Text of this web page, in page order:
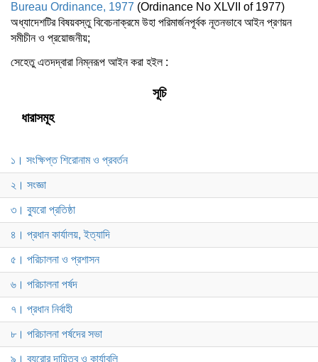
Bureau Ordinance, 1977 (Ordinance No XLVII of 1977)
অধ্যাদেশটির বিষয়বস্তু বিবেচনাক্রমে উহা পরিমার্জনপূর্বক নূতনভাবে আইন প্রণয়ন
সমীচীন ও প্রয়োজনীয়;
সেহেতু এতদদ্বারা নিম্নরূপ আইন করা হইল :
সূচি
ধারাসমূহ
১। সংক্ষিপ্ত শিরোনাম ও প্রবর্তন
২। সংজ্ঞা
৩। ব্যুরো প্রতিষ্ঠা
৪। প্রধান কার্যালয়, ইত্যাদি
৫। পরিচালনা ও প্রশাসন
৬। পরিচালনা পর্ষদ
৭। প্রধান নির্বাহী
৮। পরিচালনা পর্ষদের সভা
৯। ব্যুরোর দায়িত্ব ও কার্যাবলি